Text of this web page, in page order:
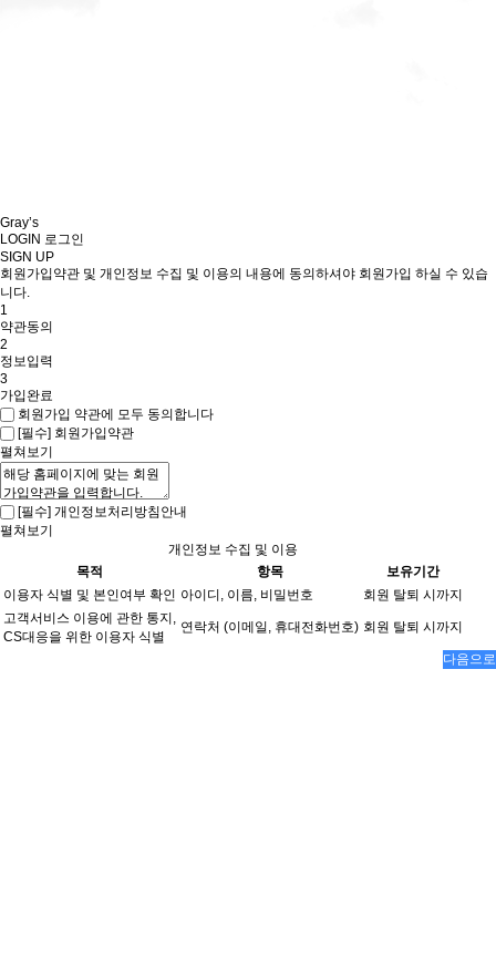
Gray’s
LOGIN 로그인
SIGN UP
회원가입약관 및 개인정보 수집 및 이용의 내용에 동의하셔야 회원가입 하실 수 있습
니다.
1
약관동의
2
정보입력
3
가입완료
회원가입 약관에 모두 동의합니다
[필수] 회원가입약관
펼쳐보기
[필수] 개인정보처리방침안내
펼쳐보기
개인정보 수집 및 이용
목적
항목
보유기간
이용자 식별 및 본인여부 확인 아이디, 이름, 비밀번호
회원 탈퇴 시까지
고객서비스 이용에 관한 통지,
CS대응을 위한 이용자 식별
연락처 (이메일, 휴대전화번호) 회원 탈퇴 시까지
다음으로